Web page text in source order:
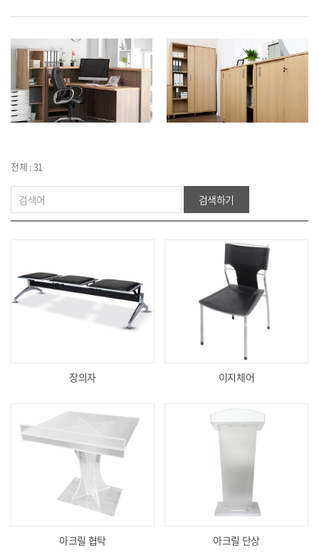
전체 : 31
검색하기
장의자 이지체어
아크릴 협탁 아크릴 단상